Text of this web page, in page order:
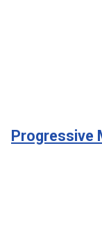
Progressive